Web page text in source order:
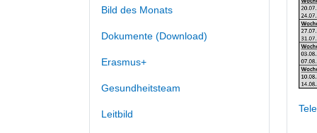
Bild des Monats
Dokumente (Download)
Erasmus+
Gesundheitsteam
Leitbild